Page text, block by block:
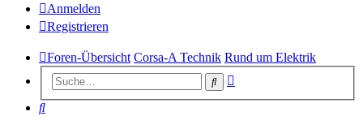
Anmelden
Registrieren
Foren-Übersicht Corsa-A Technik Rund um Elektrik
Suche
Suche